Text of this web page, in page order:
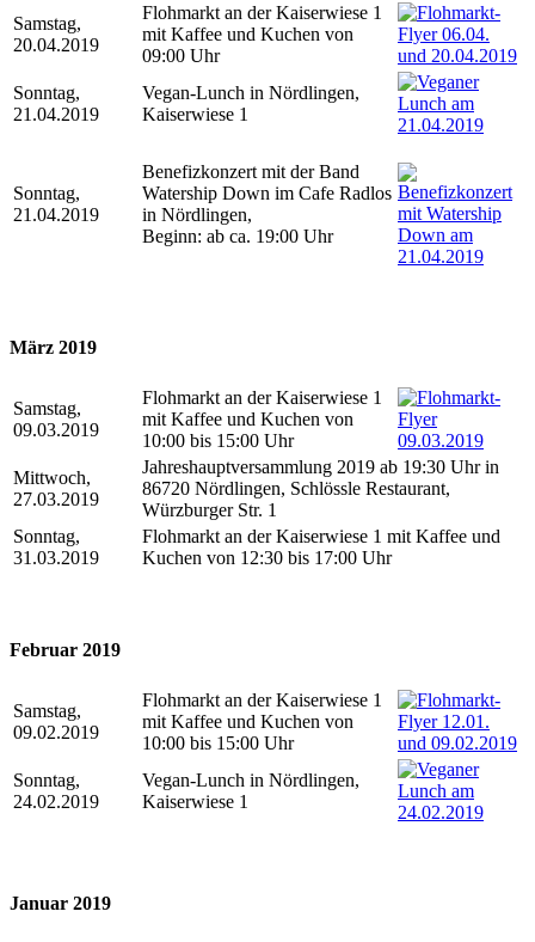
Samstag,
20.04.2019
Flohmarkt an der Kaiserwiese 1
mit Kaffee und Kuchen von
09:00 Uhr
Sonntag,
21.04.2019
Vegan-Lunch in Nördlingen,
Kaiserwiese 1
Sonntag,
21.04.2019
Benefizkonzert mit der Band
Watership Down im Cafe Radlos
in Nördlingen,
Beginn: ab ca. 19:00 Uhr
März 2019
Samstag,
09.03.2019
Flohmarkt an der Kaiserwiese 1
mit Kaffee und Kuchen von
10:00 bis 15:00 Uhr
Mittwoch,
27.03.2019
Jahreshauptversammlung 2019 ab 19:30 Uhr in
86720 Nördlingen, Schlössle Restaurant,
Würzburger Str. 1
Sonntag,
31.03.2019
Flohmarkt an der Kaiserwiese 1 mit Kaffee und
Kuchen von 12:30 bis 17:00 Uhr
Februar 2019
Samstag,
09.02.2019
Flohmarkt an der Kaiserwiese 1
mit Kaffee und Kuchen von
10:00 bis 15:00 Uhr
Sonntag,
24.02.2019
Vegan-Lunch in Nördlingen,
Kaiserwiese 1
Januar 2019